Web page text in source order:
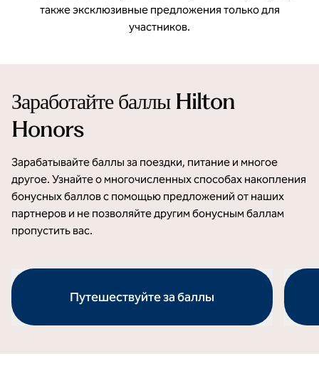
также эксклюзивные предложения только для
участников.
Заработайте баллы Hilton
Honors
Зарабатывайте баллы за поездки, питание и многое
другое. Узнайте о многочисленных способах накопления
бонусных баллов с помощью предложений от наших
партнеров и не позволяйте другим бонусным баллам
пропустить вас.
Путешествуйте за баллы